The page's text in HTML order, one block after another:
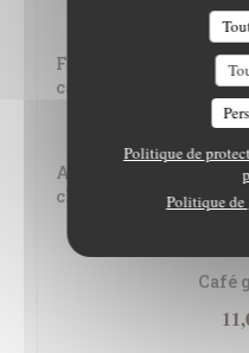
Politique de
Politique de
Fraisier, crème glacée
cassis et fraises à
Assortiment de
chocolat fruit de la
Café